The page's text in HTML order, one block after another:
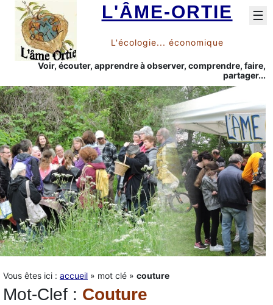
L'ÂME-ORTIE
L'écologie... économique
Voir, écouter, apprendre à observer, comprendre, faire,
partager...
☰
Vous êtes ici : accueil » mot clé » couture
Mot-Clef : Couture